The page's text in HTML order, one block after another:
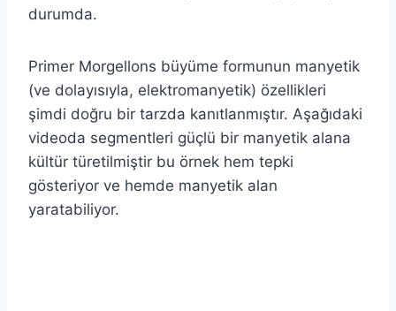
durumda.
Primer Morgellons büyüme formunun manyetik
(ve dolayısıyla, elektromanyetik) özellikleri
şimdi doğru bir tarzda kanıtlanmıştır. Aşağıdaki
videoda segmentleri güçlü bir manyetik alana
kültür türetilmiştir bu örnek hem tepki
gösteriyor ve hemde manyetik alan
yaratabiliyor.